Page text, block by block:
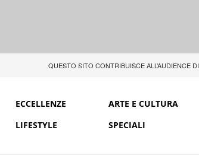
QUESTO SITO CONTRIBUISCE ALL’AUDIENCE DI
ECCELLENZE ARTE E CULTURA
LIFESTYLE
SPECIALI